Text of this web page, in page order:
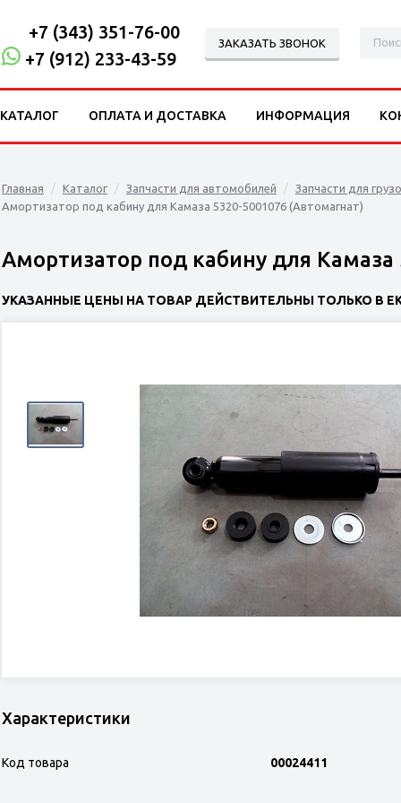
Главная Каталог Запчасти для автомобилей
Запчасти для
Амортизатор под кабину для Камаза 5320-5001076 (Автомагнат)
Амортизатор под кабину для
УКАЗАННЫЕ ЦЕНЫ НА ТОВАР ДЕЙСТВИТЕЛЬНЫ ТОЛЬКО В
Характеристики
Код товара 00024411
+7 (343) 351-76-00
+7 (912) 233-43-59
ЗАКАЗАТЬ ЗВОНОК
КАТАЛОГ ОПЛАТА И ДОСТАВКА ИНФОРМАЦИЯ